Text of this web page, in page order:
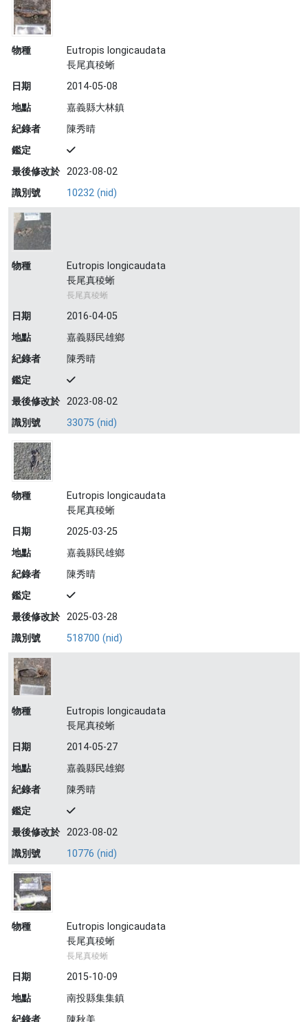
物種
Eutropis longicaudata
長尾真稜蜥
日期
2014-05-08
地點
嘉義縣大林鎮
紀錄者
陳秀晴
鑑定
最後修改於 2023-08-02
識別號
10232 (nid)
物種
Eutropis longicaudata
長尾真稜蜥
長尾真稜蜥
日期
2016-04-05
地點
嘉義縣民雄鄉
紀錄者
陳秀晴
鑑定
最後修改於 2023-08-02
識別號
33075 (nid)
物種
Eutropis longicaudata
長尾真稜蜥
日期
2025-03-25
地點
嘉義縣民雄鄉
紀錄者
陳秀晴
鑑定
最後修改於 2025-03-28
識別號
518700 (nid)
物種
Eutropis longicaudata
長尾真稜蜥
日期
2014-05-27
地點
嘉義縣民雄鄉
紀錄者
陳秀晴
鑑定
最後修改於 2023-08-02
識別號
10776 (nid)
物種
Eutropis longicaudata
長尾真稜蜥
長尾真稜蜥
日期
2015-10-09
地點
南投縣集集鎮
紀錄者
陳秋美